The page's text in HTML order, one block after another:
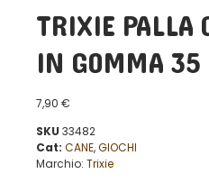
TRIXIE PALLA
IN GOMMA
7,90 €
SKU 33482
Cat: CANE,GIOCHI
Marchio: Trixie